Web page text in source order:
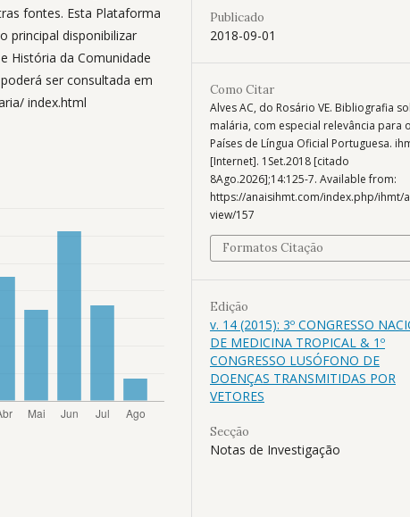
fontes. Esta Plataforma
principal disponibilizar
História da Comunidade
ser consultada em
index.html
Publicado
2018-09-01
Como Citar
Alves AC, do Rosário VE. Bibliografia
malária, com especial relevância para
Países de Língua Oficial Portuguesa.
[Internet]. 1Set.2018 [citado
8Ago.2026];14:125-7. Available from:
https://anaisihmt.com/index.php/ihmt/
view/157
Formatos Citação
Edição
v. 14 (2015): 3º CONGRESSO
DE MEDICINA TROPICAL & 1º
CONGRESSO LUSÓFONO DE
DOENÇAS TRANSMITIDAS POR
VETORES
Secção
Notas de Investigação